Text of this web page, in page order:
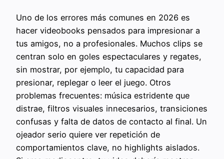
Uno de los errores más comunes en 2026 es
hacer videobooks pensados para impresionar a
tus amigos, no a profesionales. Muchos clips se
centran solo en goles espectaculares y regates,
sin mostrar, por ejemplo, tu capacidad para
presionar, replegar o leer el juego. Otros
problemas frecuentes: música estridente que
distrae, filtros visuales innecesarios, transiciones
confusas y falta de datos de contacto al final. Un
ojeador serio quiere ver repetición de
comportamientos clave, no highlights aislados.